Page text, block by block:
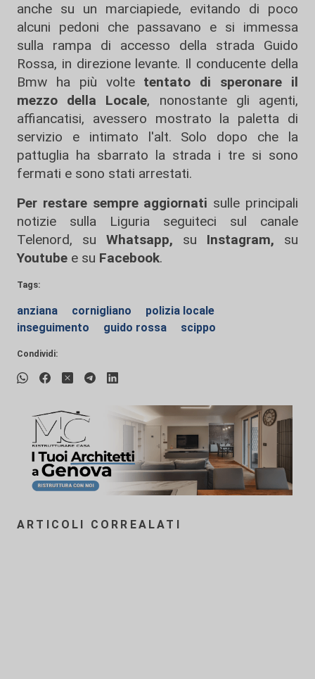
anche su un marciapiede, evitando di poco
alcuni pedoni che passavano e si immessa
sulla rampa di accesso della strada Guido
Rossa, in direzione levante. Il conducente della
Bmw ha più volte tentato di speronare il
mezzo della Locale, nonostante gli agenti,
affiancatisi, avessero mostrato la paletta di
servizio e intimato l'alt. Solo dopo che la
pattuglia ha sbarrato la strada i tre si sono
fermati e sono stati arrestati.
Per restare sempre aggiornati sulle principali
notizie sulla Liguria seguiteci sul canale
Telenord, su
Whatsapp, su Instagram, su
Youtube e su Facebook.
Tags:
anziana cornigliano
polizia locale
inseguimento
guido rossa scippo
Condividi:
ARTICOLI CORREALATI